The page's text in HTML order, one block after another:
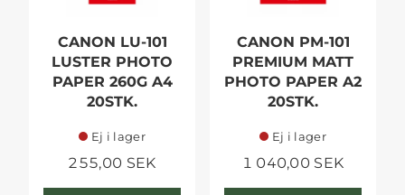
CANON LU-101
LUSTER PHOTO
PAPER 260G A4
20STK.
Ej i lager
255,00 SEK
CANON PM-101
PREMIUM MATT
PHOTO PAPER A2
20STK.
Ej i lager
1 040,00 SEK